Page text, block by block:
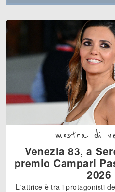
mostra di
Venezia 83, a
premio Campari
2026
L'attrice è tra i protagonisti